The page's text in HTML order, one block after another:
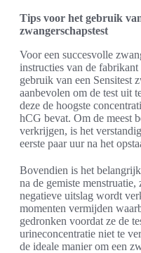
Tips voor het gebruik
zwangerschapstest
Voor een succesvolle
instructies van de
gebruik van een Sensitest
aanbevolen om de test uit
deze de hoogste
hCG bevat. Om de meest
verkrijgen, is het
eerste paar uur na het
Bovendien is het
na de gemiste menstruatie,
negatieve uitslag wordt
momenten vermijden
gedronken voordat ze de
urineconcentratie niet te
de ideale manier om een